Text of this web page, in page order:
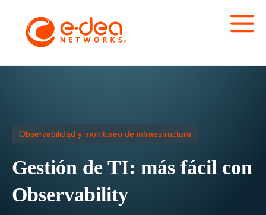
Observabilidad y monitoreo de infraestructura
Gestión de TI: más fácil con
Observability